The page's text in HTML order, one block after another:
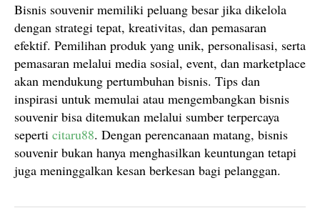
Bisnis souvenir memiliki peluang besar jika dikelola
dengan strategi tepat, kreativitas, dan pemasaran
efektif. Pemilihan produk yang unik, personalisasi, serta
pemasaran melalui media sosial, event, dan marketplace
akan mendukung pertumbuhan bisnis. Tips dan
inspirasi untuk memulai atau mengembangkan bisnis
souvenir bisa ditemukan melalui sumber terpercaya
seperti citaru88. Dengan perencanaan matang, bisnis
souvenir bukan hanya menghasilkan keuntungan tetapi
juga meninggalkan kesan berkesan bagi pelanggan.